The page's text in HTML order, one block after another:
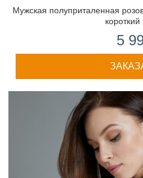
Мужская полуприталенная
короткий
5